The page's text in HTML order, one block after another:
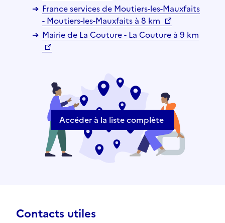
France services de Moutiers-les-Mauxfaits
- Moutiers-les-Mauxfaits à 8 km
Mairie de La Couture - La Couture à 9 km
Accéder à la liste complète
Contacts utiles